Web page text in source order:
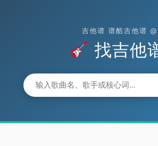
吉他谱 谱酷吉他谱
找吉他